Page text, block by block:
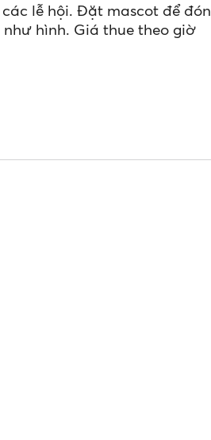
lễ hội. Đặt mascot để đón
hình. Giá thue theo giờ